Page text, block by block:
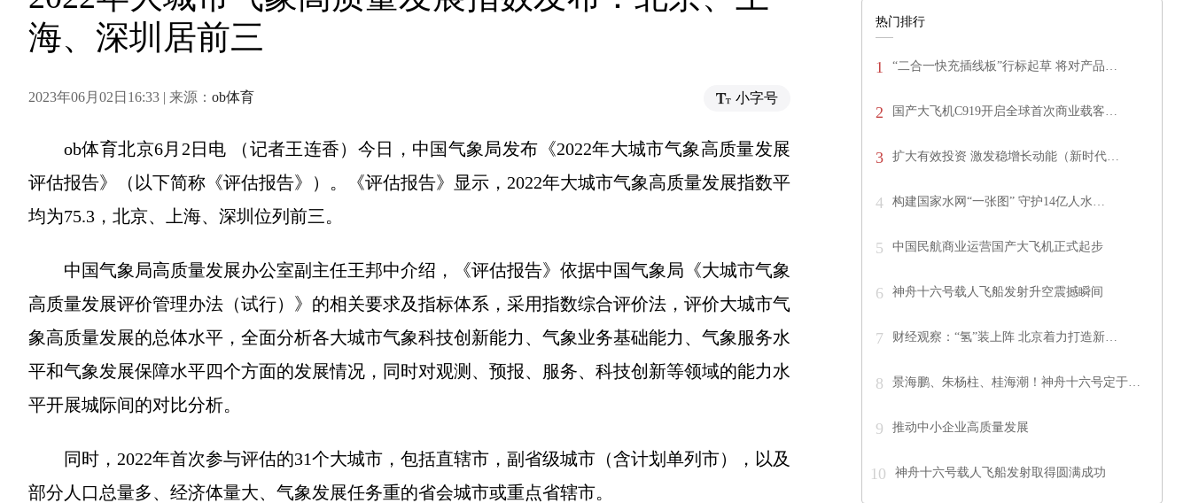
海、深圳居前三
2023年06月02日16:33 | 来源： ob体育 小字号
ob体育北京6月2日电 （记者王连香）今日，中国气象局发布《2022年大城市气象高质量发展
评估报告》（以下简称《评估报告》）。《评估报告》显示，2022年大城市气象高质量发展指数平
均为75.3，北京、上海、深圳位列前三。
中国气象局高质量发展办公室副主任王邦中介绍，《评估报告》依据中国气象局《大城市气象
高质量发展评价管理办法（试行）》的相关要求及指标体系，采用指数综合评价法，评价大城市气
象高质量发展的总体水平，全面分析各大城市气象科技创新能力、气象业务基础能力、气象服务水
平和气象发展保障水平四个方面的发展情况，同时对观测、预报、服务、科技创新等领域的能力水
平开展城际间的对比分析。
同时，2022年首次参与评估的31个大城市，包括直辖市，副省级城市（含计划单列市），以及
部分人口总量多、经济体量大、气象发展任务重的省会城市或重点省辖市。
热门排行
1 “二合一快充插线板”行标起草 将对产品…
2 国产大飞机C919开启全球首次商业载客…
3 扩大有效投资 激发稳增长动能（新时代…
4 构建国家水网“一张图” 守护14亿人水…
5 中国民航商业运营国产大飞机正式起步
6 神舟十六号载人飞船发射升空震撼瞬间
7 财经观察：“氢”装上阵 北京着力打造新…
8 景海鹏、朱杨柱、桂海潮！神舟十六号定于…
9 推动中小企业高质量发展
10 神舟十六号载人飞船发射取得圆满成功